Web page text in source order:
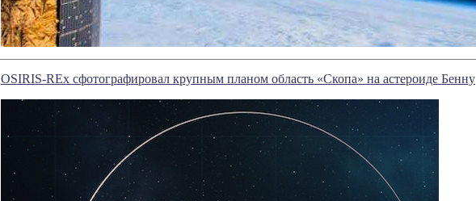
OSIRIS-REx сфотографировал крупным планом область «Скопа» на астероиде Бенну